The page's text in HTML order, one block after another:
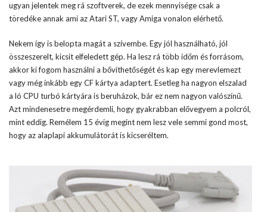
ugyan jelentek meg rá szoftverek, de ezek mennyisége csak a
töredéke annak ami az Atari ST, vagy Amiga vonalon elérhető.
Nekem így is belopta magát a szívembe. Egy jól használható, jól
összeszerelt, kicsit elfeledett gép. Ha lesz rá több időm és forrásom,
akkor ki fogom használni a bővíthetőségét és kap egy merevlemezt
vagy még inkább egy CF kártya adaptert. Esetleg ha nagyon elszalad
a ló CPU turbó kártyára is beruházok, bár ez nem nagyon valószínű.
Azt mindenesetre megérdemli, hogy gyakrabban elővegyem a polcról,
mint eddig. Remélem 15 évig megint nem lesz vele semmi gond most,
hogy az alaplapi akkumulátorát is kicseréltem.